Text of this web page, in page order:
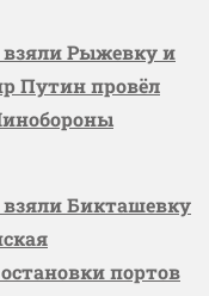
взяли Рыжевку и
Путин провёл
взяли Бикташевку
портов